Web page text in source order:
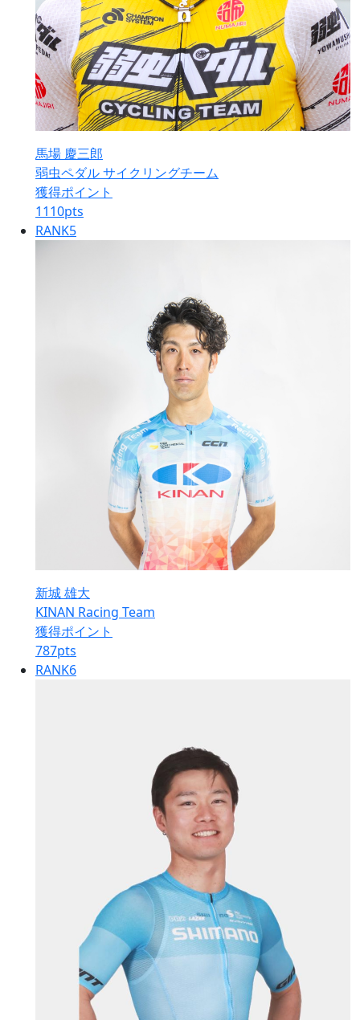
馬場 慶三郎
弱虫ペダル サイクリングチーム
獲得ポイント
1110pts
RANK5
新城 雄大
KINAN Racing Team
獲得ポイント
787pts
RANK6